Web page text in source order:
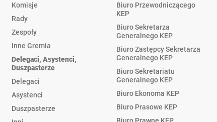
Komisje
Rady
Zespoły
Inne Gremia
Delegaci, Asystenci,
Duszpasterze
Delegaci
Asystenci
Duszpasterze
Biuro Przewodniczącego
KEP
Biuro Sekretarza
Generalnego KEP
Biuro Zastępcy Sekretarza
Generalnego KEP
Biuro Sekretariatu
Generalnego KEP
Biuro Ekonoma KEP
Biuro Prasowe KEP